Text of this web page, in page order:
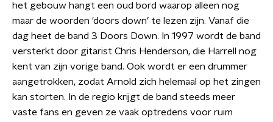
het gebouw hangt een oud bord waarop alleen nog
maar de woorden ‘doors down’ te lezen zijn. Vanaf die
dag heet de band 3 Doors Down. In 1997 wordt de band
versterkt door gitarist Chris Henderson, die Harrell nog
kent van zijn vorige band. Ook wordt er een drummer
aangetrokken, zodat Arnold zich helemaal op het zingen
kan storten. In de regio krijgt de band steeds meer
vaste fans en geven ze vaak optredens voor ruim